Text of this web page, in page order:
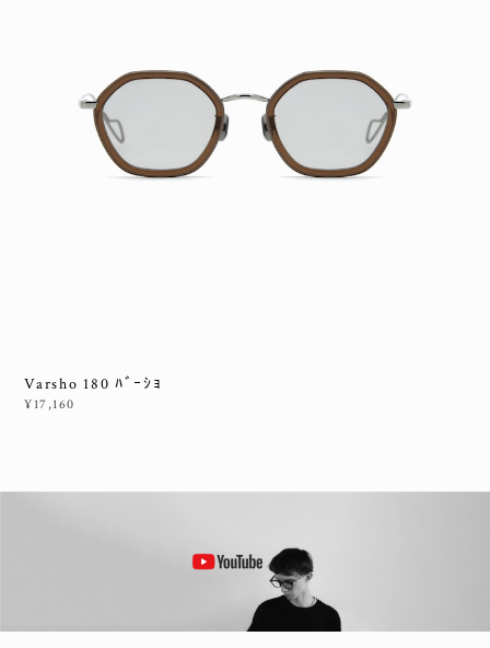
Varsho 180 ﾊﾞｰｼｮ
¥17,160